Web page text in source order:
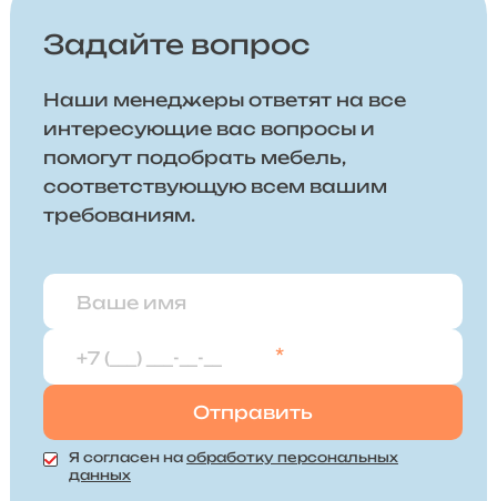
Задайте вопрос
Наши менеджеры ответят на все
интересующие вас вопросы и
помогут подобрать мебель,
соответствующую всем вашим
требованиям.
*
Я согласен на обработку персональных
данных